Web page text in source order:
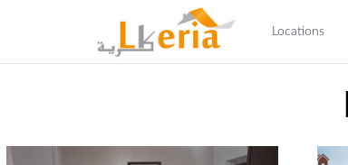
Locations